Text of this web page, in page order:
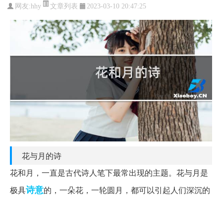
网友:hhy 文章列表 2023-03-10 20:47:25
花与月的诗
花和月，一直是古代诗人笔下最常出现的主题。花与月是
极具诗意的，一朵花，一轮圆月，都可以引起人们深沉的